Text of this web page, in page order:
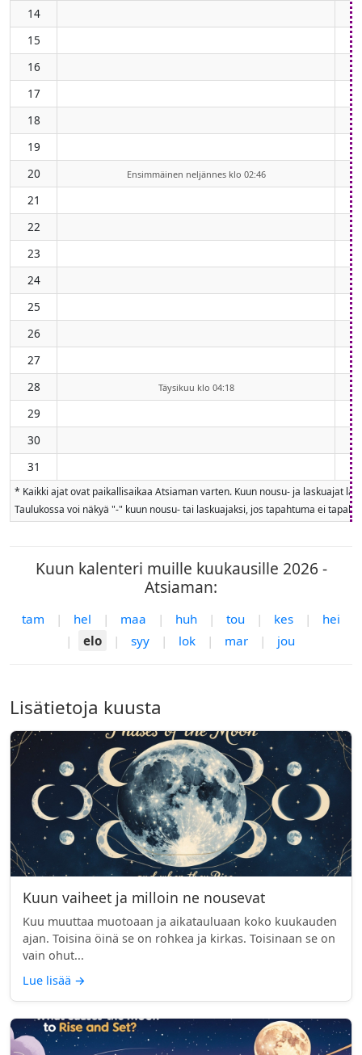
14
15
16
17
18
19
20
Ensimmäinen neljännes klo 02:46
21
22
23
24
25
26
27
28
Täysikuu klo 04:18
29
30
31
* Kaikki ajat ovat paikallisaikaa Atsiaman varten. Kuun nousu- ja laskuajat
Taulukossa voi näkyä "-" kuun nousu- tai laskuajaksi, jos tapahtuma ei
Kuun kalenteri muille kuukausille 2026 -
Atsiaman:
tam | hel | maa | huh | tou | kes |
hei
|
elo | syy | lok | mar | jou
Lisätietoja kuusta
Kuun vaiheet ja milloin ne nousevat
Kuu muuttaa muotoaan ja aikatauluaan koko kuukauden
ajan. Toisina öinä se on rohkea ja kirkas. Toisinaan se on
vain ohut...
Lue lisää →